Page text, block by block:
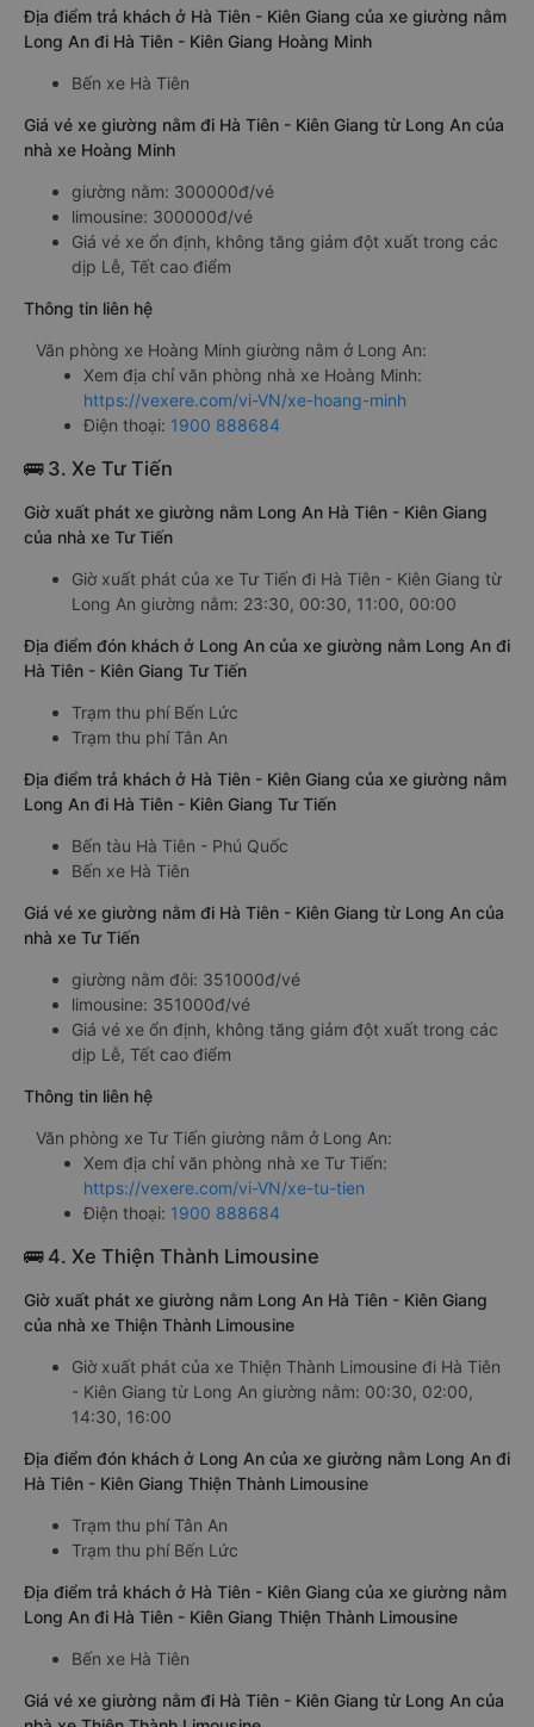
Địa điểm trả khách ở Hà Tiên - Kiên Giang của xe giường nằm
Long An đi Hà Tiên - Kiên Giang Hoàng Minh
Bến xe Hà Tiên
Giá vé xe giường nằm đi Hà Tiên - Kiên Giang từ Long An của
nhà xe Hoàng Minh
giường nằm: 300000đ/vé
limousine: 300000đ/vé
Giá vé xe ổn định, không tăng giảm đột xuất trong các
dịp Lễ, Tết cao điểm
Thông tin liên hệ
Văn phòng xe Hoàng Minh giường nằm ở Long An:
Xem địa chỉ văn phòng nhà xe Hoàng Minh:
https://vexere.com/vi-VN/xe-hoang-minh
Điện thoại: 1900 888684
🚌 3. Xe Tư Tiến
Giờ xuất phát xe giường nằm Long An Hà Tiên - Kiên Giang
của nhà xe Tư Tiến
Giờ xuất phát của xe Tư Tiến đi Hà Tiên - Kiên Giang từ
Long An giường nằm: 23:30, 00:30, 11:00, 00:00
Địa điểm đón khách ở Long An của xe giường nằm Long An đi
Hà Tiên - Kiên Giang Tư Tiến
Trạm thu phí Bến Lức
Trạm thu phí Tân An
Địa điểm trả khách ở Hà Tiên - Kiên Giang của xe giường nằm
Long An đi Hà Tiên - Kiên Giang Tư Tiến
Bến tàu Hà Tiên - Phú Quốc
Bến xe Hà Tiên
Giá vé xe giường nằm đi Hà Tiên - Kiên Giang từ Long An của
nhà xe Tư Tiến
giường nằm đôi: 351000đ/vé
limousine: 351000đ/vé
Giá vé xe ổn định, không tăng giảm đột xuất trong các
dịp Lễ, Tết cao điểm
Thông tin liên hệ
Văn phòng xe Tư Tiến giường nằm ở Long An:
Xem địa chỉ văn phòng nhà xe Tư Tiến:
https://vexere.com/vi-VN/xe-tu-tien
Điện thoại: 1900 888684
🚌 4. Xe Thiện Thành Limousine
Giờ xuất phát xe giường nằm Long An Hà Tiên - Kiên Giang
của nhà xe Thiện Thành Limousine
Giờ xuất phát của xe Thiện Thành Limousine đi Hà Tiên
- Kiên Giang từ Long An giường nằm: 00:30, 02:00,
14:30, 16:00
Địa điểm đón khách ở Long An của xe giường nằm Long An đi
Hà Tiên - Kiên Giang Thiện Thành Limousine
Trạm thu phí Tân An
Trạm thu phí Bến Lức
Địa điểm trả khách ở Hà Tiên - Kiên Giang của xe giường nằm
Long An đi Hà Tiên - Kiên Giang Thiện Thành Limousine
Bến xe Hà Tiên
Giá vé xe giường nằm đi Hà Tiên - Kiên Giang từ Long An của